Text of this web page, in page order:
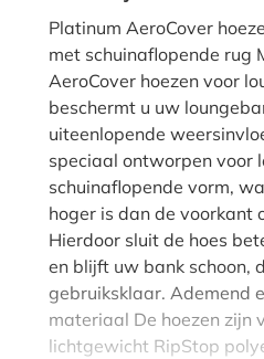
Platinum AeroCover
met schuinaflopende rug
AeroCover hoezen voor
beschermt u uw
uiteenlopende
speciaal ontworpen voor
schuinaflopende vorm,
hoger is dan de voorkant
Hierdoor sluit de hoes
en blijft uw bank schoon,
gebruiksklaar. Ademend
materiaal De hoezen zijn
lichtgewicht RipStop